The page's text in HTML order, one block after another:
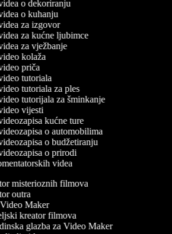
o dekoriranju
o kuhanju
za izgovor
za kućne ljubimce
za vježbanje
kolaža
priča
tutoriala
tutoriala za ples
tutorijala za šminkanje
vijesti
kućne ture
o automobilima
o budžetiranju
o prirodi
videa
misterioznih filmova
outra
Maker
kreator filmova
glazba za Video Maker